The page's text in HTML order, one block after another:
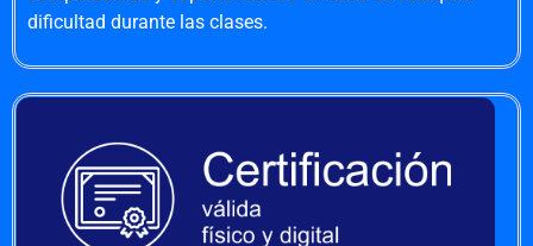
dificultad durante las clases.